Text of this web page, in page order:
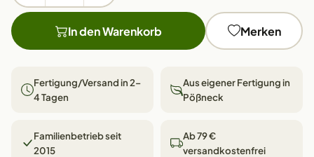
In den Warenkorb Merken
Fertigung/Versand in 2–
4 Tagen
Aus eigener Fertigung in
Pößneck
Familienbetrieb seit
2015
Ab 79 €
versandkostenfrei